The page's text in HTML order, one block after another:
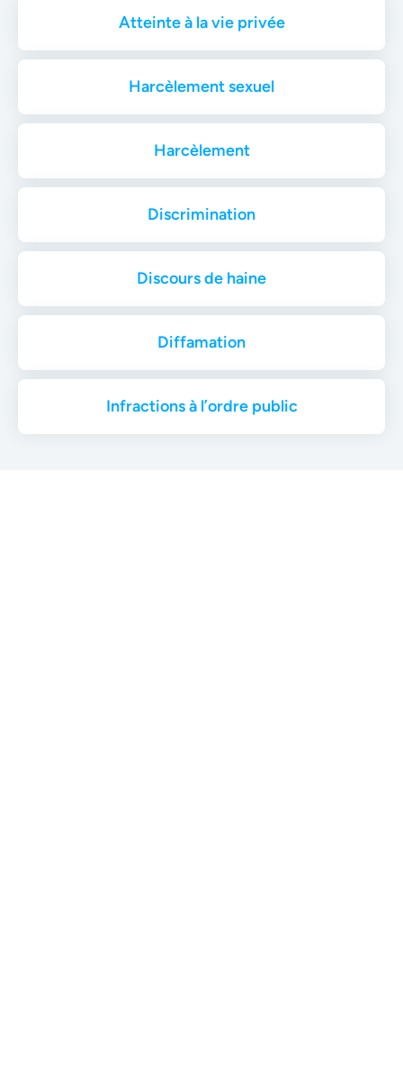
Atteinte à la vie privée
Harcèlement sexuel
Harcèlement
Discrimination
Discours de haine
Diffamation
Infractions à l’ordre public